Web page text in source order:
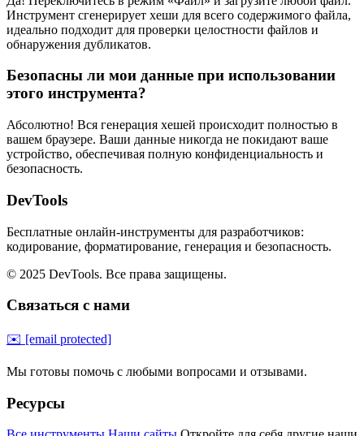
Инструмент сгенерирует хеши для всего содержимого файла,
идеально подходит для проверки целостности файлов и
обнаружения дубликатов.
Безопасны ли мои данные при использовании
этого инструмента?
Абсолютно! Вся генерация хешей происходит полностью в
вашем браузере. Ваши данные никогда не покидают ваше
устройство, обеспечивая полную конфиденциальность и
безопасность.
DevTools
Бесплатные онлайн-инструменты для разработчиков:
кодирование, форматирование, генерация и безопасность.
© 2025 DevTools. Все права защищены.
Связаться с нами
✉️ [email protected]
Мы готовы помочь с любыми вопросами и отзывами.
Ресурсы